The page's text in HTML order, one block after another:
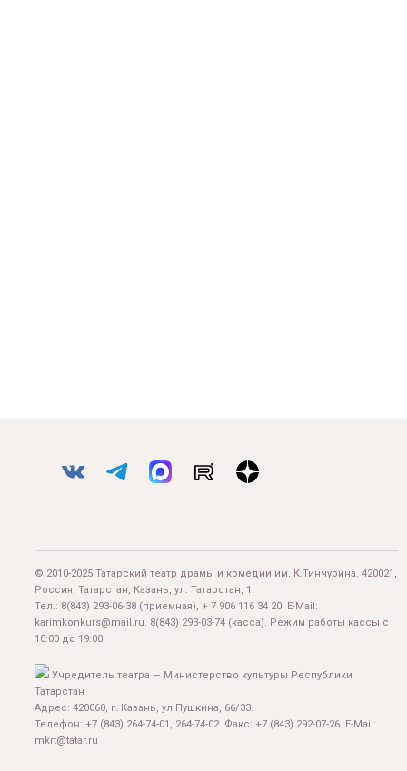
© 2010-2025 Татарский театр драмы и комедии им. К.Тинчурина. 420021,
Россия, Татарстан, Казань, ул. Татарстан, 1.
Тел.: 8(843) 293-06-38 (приемная), + 7 906 116 34 20. E-Mail:
karimkonkurs@mail.ru. 8(843) 293-03-74 (касса). Режим работы кассы с
10:00 до 19:00.
Учредитель театра — Министерство культуры Республики
Татарстан
Адрес: 420060, г. Казань, ул.Пушкина, 66/33.
Телефон: +7 (843) 264-74-01, 264-74-02. Факс: +7 (843) 292-07-26. E-Mail:
mkrt@tatar.ru